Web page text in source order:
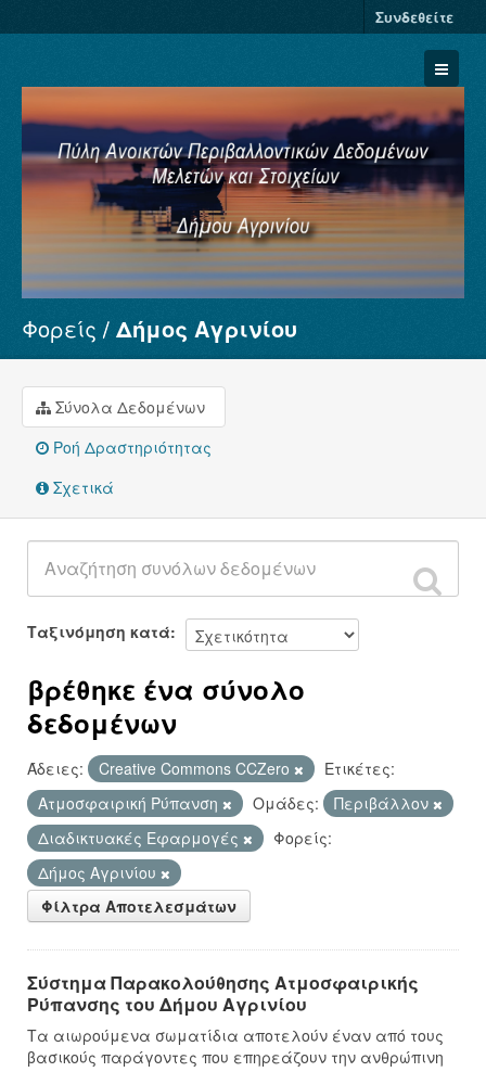
Συνδεθείτε
Σύνολα Δεδομένων
Φορείς
Ομάδες
Σχετικά
Φορείς Δήμος Αγρινίου
Σύνολα Δεδομένων
Ροή Δραστηριότητας
Σχετικά
Ταξινόμηση κατά
βρέθηκε ένα σύνολο
δεδομένων
Άδειες: Creative Commons CCZero
Ετικέτες:
Ατμοσφαιρική Ρύπανση
Ομάδες:
Περιβάλλον
Διαδικτυακές Εφαρμογές
Φορείς:
Δήμος Αγρινίου
Φίλτρα Αποτελεσμάτων
Σύστημα Παρακολούθησης Ατμοσφαιρικής
Ρύπανσης του Δήμου Αγρινίου
Τα αιωρούμενα σωματίδια αποτελούν έναν από τους
βασικούς παράγοντες που επηρεάζουν την ανθρώπινη